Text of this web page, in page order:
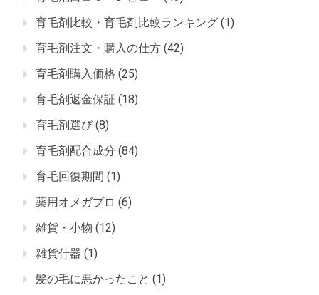
育毛剤比較・育毛剤比較ランキング (1)
育毛剤注文・購入の仕方 (42)
育毛剤購入価格 (25)
育毛剤返金保証 (18)
育毛剤選び (8)
育毛剤配合成分 (84)
育毛回復期間 (1)
薬用オメガプロ (6)
雑貨・小物 (12)
雑貨什器 (1)
髪の毛に悪かったこと (1)